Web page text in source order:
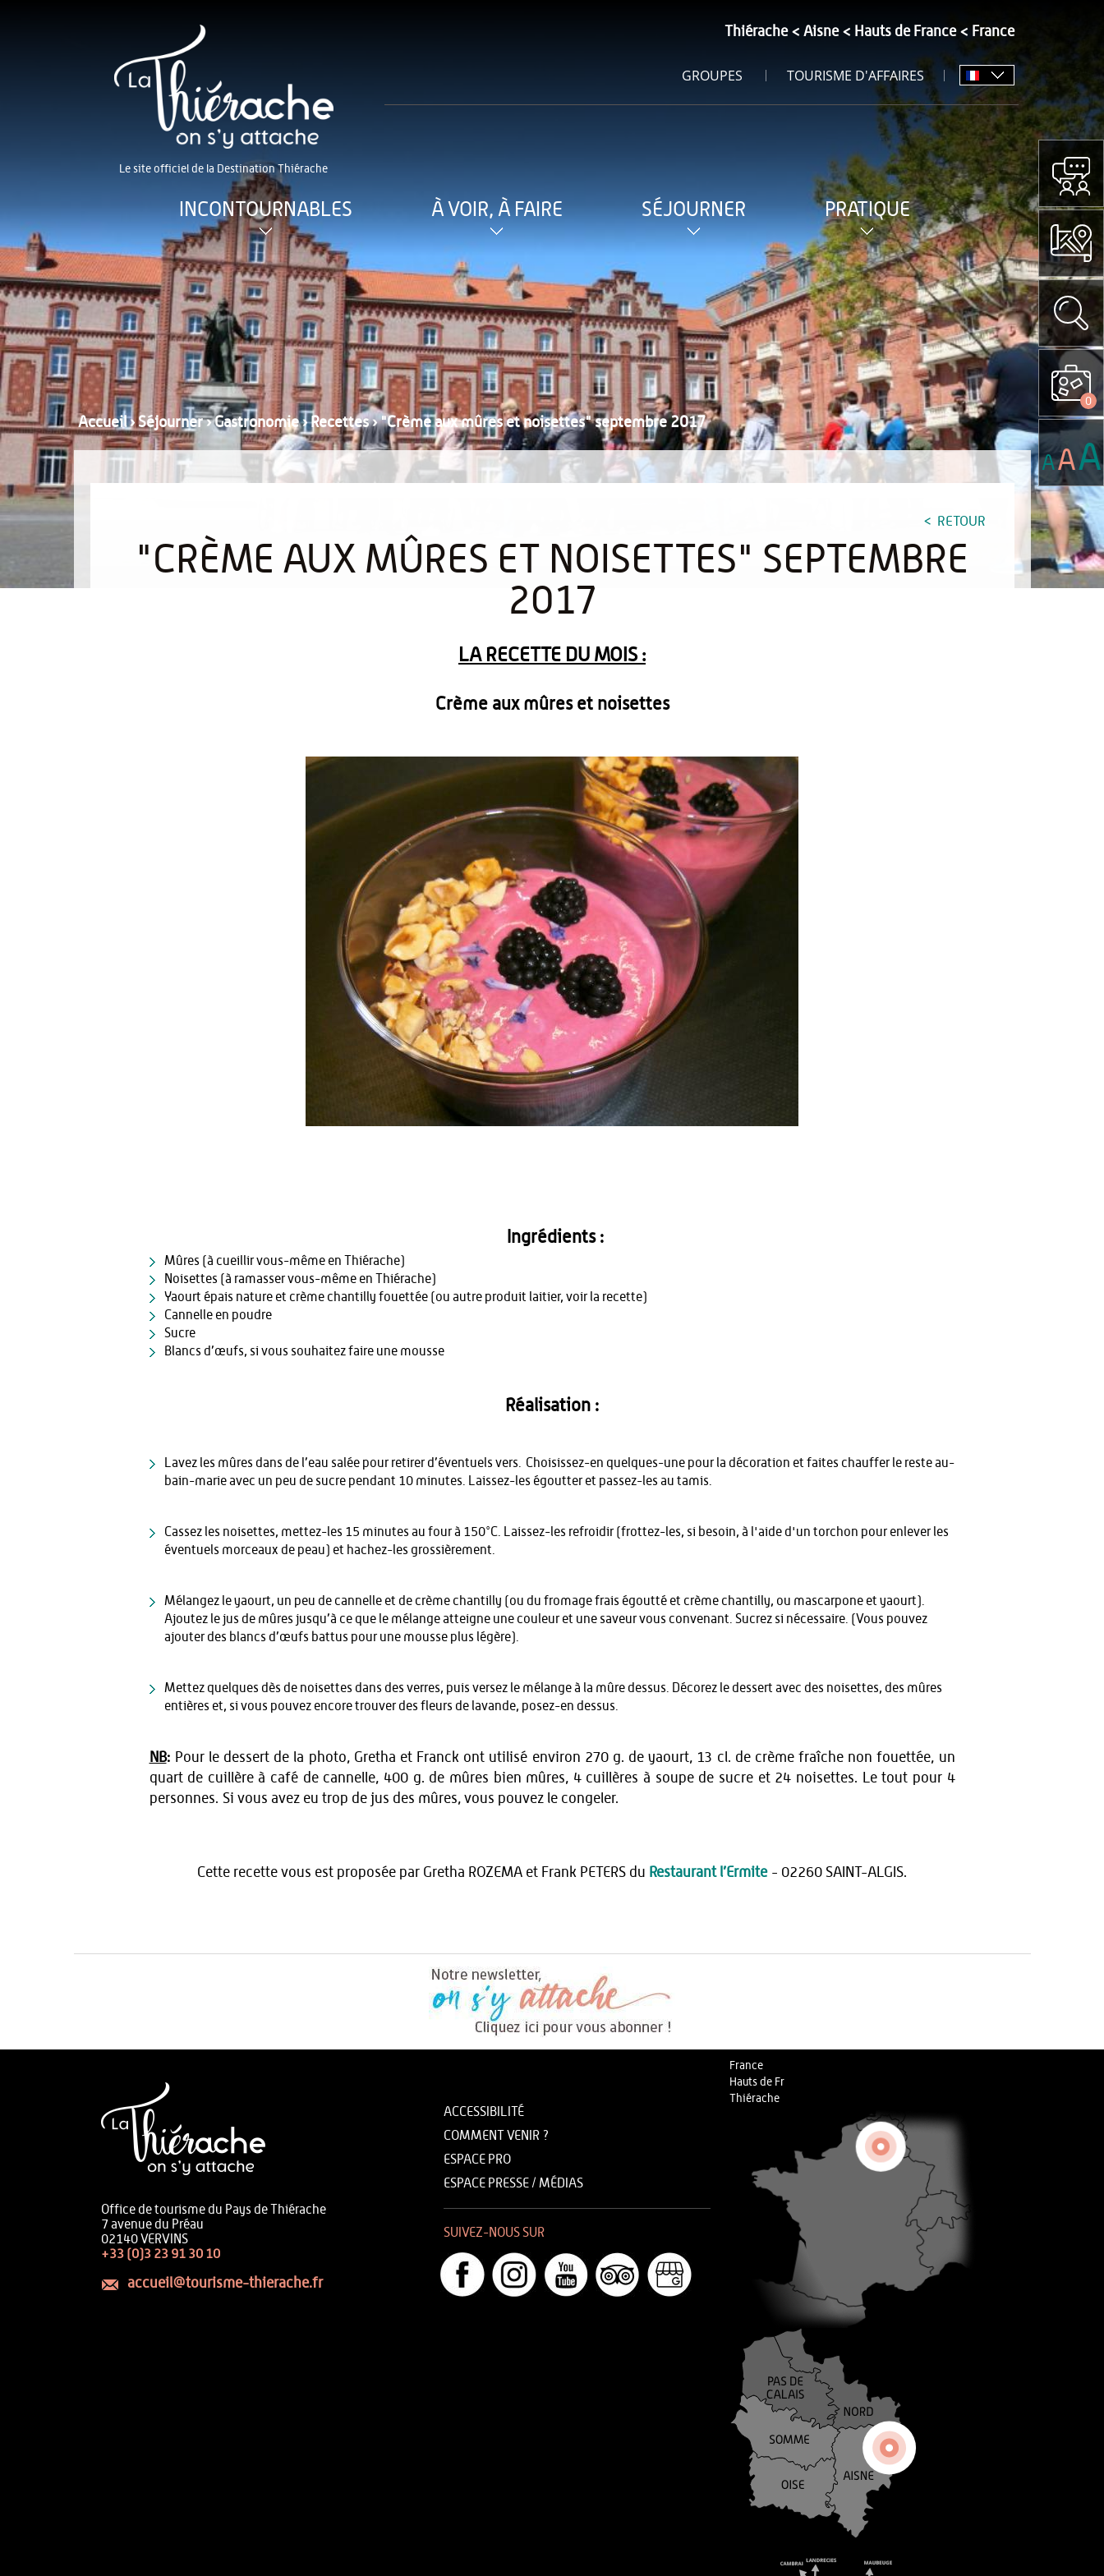
Le site officiel de la Destination Thiérache
Thiérache Aisne Hauts de France France
GROUPES TOURISME D'AFFAIRES
INCONTOURNABLES À VOIR, À FAIRE SÉJOURNER PRATIQUE
Accueil› Séjourner›Gastronomie›Recettes›"Crème aux mûres et noisettes" septembre 2017
RETOUR
"CRÈME AUX MÛRES ET NOISETTES" SEPTEMBRE
2017
LA RECETTE DU MOIS :
Crème aux mûres et noisettes
Ingrédients :
Mûres (à cueillir vous-même en Thiérache)
Noisettes (à ramasser vous-même en Thiérache)
Yaourt épais nature et crème chantilly fouettée (ou autre produit laitier, voir la recette)
Cannelle en poudre
Sucre
Blancs d’œufs, si vous souhaitez faire une mousse
Réalisation :
Lavez les mûres dans de l’eau salée pour retirer d’éventuels vers. Choisissez-en quelques-une pour la décoration et faites chauffer le reste au-
bain-marie avec un peu de sucre pendant 10 minutes. Laissez-les égoutter et passez-les au tamis.
Cassez les noisettes, mettez-les 15 minutes au four à 150°C. Laissez-les refroidir (frottez-les, si besoin, à l'aide d'un torchon pour enlever les
éventuels morceaux de peau) et hachez-les grossièrement.
Mélangez le yaourt, un peu de cannelle et de crème chantilly (ou du fromage frais égoutté et crème chantilly, ou mascarpone et yaourt).
Ajoutez le jus de mûres jusqu’à ce que le mélange atteigne une couleur et une saveur vous convenant. Sucrez si nécessaire. (Vous pouvez
ajouter des blancs d’œufs battus pour une mousse plus légère).
Mettez quelques dès de noisettes dans des verres, puis versez le mélange à la mûre dessus. Décorez le dessert avec des noisettes, des mûres
entières et, si vous pouvez encore trouver des fleurs de lavande, posez-en dessus.
NB: Pour le dessert de la photo, Gretha et Franck ont utilisé environ 270 g. de yaourt, 13 cl. de crème fraîche non fouettée, un
quart de cuillère à café de cannelle, 400 g. de mûres bien mûres, 4 cuillères à soupe de sucre et 24 noisettes. Le tout pour 4
personnes. Si vous avez eu trop de jus des mûres, vous pouvez le congeler.
Cette recette vous est proposée par Gretha ROZEMA et Frank PETERS du Restaurant l’Ermite- 02260 SAINT-ALGIS.
Office de tourisme du Pays de Thiérache
7 avenue du Préau
02140 VERVINS
+33 (0)3 23 91 30 10
accueil@tourisme-thierache.fr
ACCESSIBILITÉ
COMMENT VENIR ?
ESPACE PRO
ESPACE PRESSE / MÉDIAS
SUIVEZ-NOUS SUR
France
Hauts de Fr
Thiérache
0
AAA